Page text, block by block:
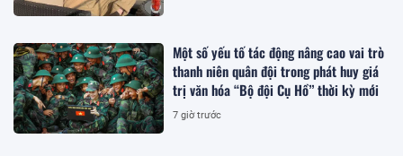
Một số yếu tố tác động nâng cao vai trò
thanh niên quân đội trong phát huy giá
trị văn hóa “Bộ đội Cụ Hồ” thời kỳ mới
7 giờ trước